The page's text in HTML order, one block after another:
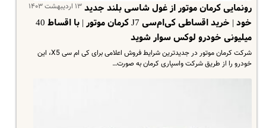
۱۳ اردیبهشت ۱۴۰۳ رونمایی کرمان موتور از غول شاسی بلند جدید
خود | خرید اقساطی کی‌ام‌سی J7 کرمان موتور | با اقساط 40
میلیونی خودرو لوکس سوار شوید
شرکت کرمان موتور در جدیدترین شرایط فروش اعلامی برای کی ام سی X5، این
خودرو را از طریق شرکت واسپاری کرمان به صورت…